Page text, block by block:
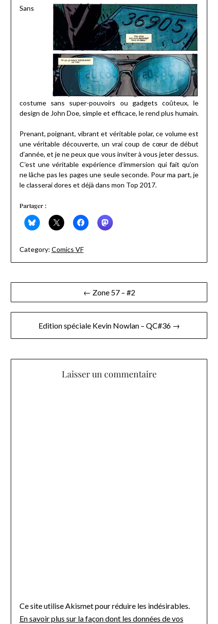
Sans
costume sans super-pouvoirs ou gadgets coûteux, le
design de John Doe, simple et efficace, le rend plus humain.
Prenant, poignant, vibrant et véritable polar, ce volume est
une véritable découverte, un vrai coup de cœur de début
d’année, et je ne peux que vous inviter à vous jeter dessus.
C’est une véritable expérience d’immersion qui fait qu’on
ne lâche pas les pages une seule seconde. Pour ma part, je
le classerai dores et déjà dans mon Top 2017.
Partager :
Category: Comics VF
Navigation
de
l’article
← Zone 57 – #2
Edition spéciale Kevin Nowlan – QC#36 →
Laisser un commentaire
Ce site utilise Akismet pour réduire les indésirables.
En savoir plus sur la façon dont les données de vos